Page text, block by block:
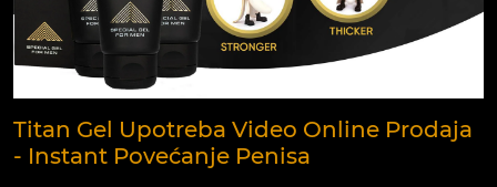
Titan Gel Upotreba Video Online Prodaja
- Instant Povećanje Penisa